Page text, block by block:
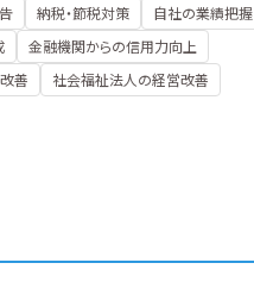
納税・節税対策
自社の業績把握
金融機関からの信用力向上
善
社会福祉法人の経営改善